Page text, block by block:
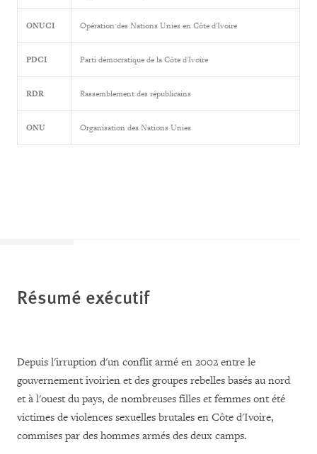
ONUCI Opération des Nations Unies en Côte d'Ivoire
PDCI Parti démocratique de la Côte d'Ivoire
RDR Rassemblement des républicains
ONU Organisation des Nations Unies
Résumé exécutif
Depuis l'irruption d'un conflit armé en 2002 entre le
gouvernement ivoirien et des groupes rebelles basés au nord
et à l'ouest du pays, de nombreuses filles et femmes ont été
victimes de violences sexuelles brutales en Côte d'Ivoire,
commises par des hommes armés des deux camps.